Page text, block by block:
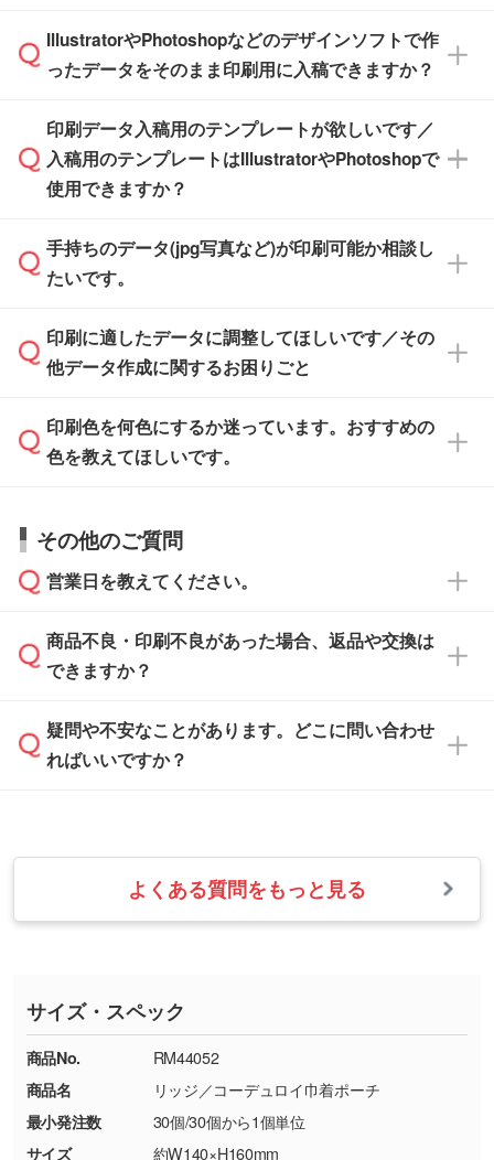
品が決まりましたらお早めのご発注をお願いい
たします。
※土日祝日を除く営業日換算です。
※沖縄・離島は追加日数がかかります。
※化粧箱から白箱への入れ替えや、オリジナル
箱の作成は原則承っておりません。
無料の「デザインシミュレーター」を使えば、
PCやスマホから簡単にデザインを作成できま
ザインソフトがなくても安心です。
また、「データ作成サービス
せいただければ、弊社にて無料でデザインデー
タを1点作成いたします。
IllustratorやPhotoshopなどのデザインソフトで作
ったデータをそのまま印刷用に入稿できますか？
IllustratorやPhotoshop、CLIP STUDIOなどのデ
ザインソフトでこだわりのデザインを作成した
い方は、完全データ入稿
積・ご注文フォームにアップロードしてご入稿
ください。
ご入稿後は経験豊富なスタッフがデータに不備
がないかチェックし、お客様と確認してから印
刷に進みますので、ご安心ください。
印刷データ入稿用のテンプレートが欲しいです／
入稿用のテンプレートはIllustratorやPhotoshopで
使用できますか？
一部商品は入稿用テンプレートのご用意があり
ます。各商品ページの『印刷方法・テンプレー
入稿用のテンプレートはPDF形式ですが、
IllustratorやPhotoshopで開いてご利用いただけ
方」をご確認ください。
手持ちのデータ(jpg写真など)が印刷可能か相談し
たいです。
印刷に適したデータ・解像度かどうか、担当ス
タッフが事前に確認いたします。
ムへ添付いただくか、担当スタッフ宛にメール
でお送りください。
い合わせください。
なお、印刷用データの作り方に関する詳細は、
印刷に適したデータに調整してほしいです／その
他データ作成に関するお困りごと
データ作成でお困りの際には、担当スタッフが
サポートいたしますのでお気軽にご相談くださ
から添付してお送りください。
・解像度の低いデータをトレース/調整してほ
しい
解像度の低い画像や、手書きのイラスト、写真
などを、印刷に適したベクターデータに変換し
・フルカラーデータを1色に変換してほしい
・1色印刷でグラデーションや濃淡を表現した
い
す。→詳しく見る
・コーポレートカラーを使って印刷したい／印
刷色にこだわりがある
DIC・PANTONEなどのカラーチップの指定や、
現物支給による色指定も承っております。→
印刷色を何色にするか迷っています。おすすめの
色を教えてほしいです。
相談いただきますと、担当スタッフがお客様の
ご希望や商品の本体色を確認し、印刷色をご提
本体色がブラック、ネイビーなど濃色の場合は
白色か淡い色の印刷色をおすすめしておりま
す。
本体色がナチュラルなど淡色の場合、印刷をく
っきりと目立たせたいときは濃い印刷色が、柔
らかい雰囲気にしたいときは淡い印刷色が映え
また、お選びいただいた印刷色が本体色に合わ
ない場合や仕上がりに影響しそうな場合は、ス
タッフから別の色をご案内することもございま
その他のご質問
営業日を教えてください。
営業日は平日の10:00～18:00で、土日祝日はお
休みとなります。注文・見積・お問い合わせ
速やかに対応いたします。
商品不良・印刷不良があった場合、返品や交換は
できますか？
お手数をお掛けいたしますが、至急担当スタッ
フまでご連絡ください。商品の状況を確認し、
・お届け時に商品が損傷・故障している場合
・ご注文と異なる商品が届いた場合
・印刷不良があった場合
※詳しくは「商品の良品基準について
ください。
【返品・交換ができない場合】
・お客様の元で商品を加工された場合、または
商品が破損した場合
疑問や不安なことがあります。どこに問い合わせ
ればいいですか？
業日以内に担当スタッフよりメールにてご連絡
いたします。
お急ぎの場合はお電話でのご質問も受け付けて
TEL：0422-29-9911 営業時間10:00～
18:00(土日祝日除く)
お問い合わせフォームはこちら
よくある質問をもっと見る
サイズ・スペック
商品No.
RM44052
商品名
リッジ／コーデュロイ巾着ポーチ
最小発注数
30個/30個から1個単位
サイズ
約W140×H160mm